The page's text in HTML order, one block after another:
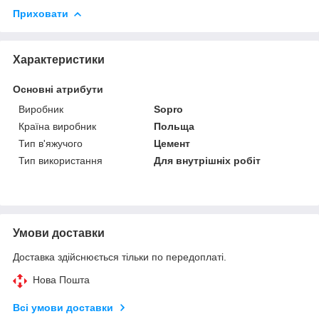
Приховати
Характеристики
Основні атрибути
Виробник
Sopro
Країна виробник
Польща
Тип в'яжучого
Цемент
Тип використання
Для внутрішніх робіт
Умови доставки
Доставка здійснюється тільки по передоплаті.
Нова Пошта
Всі умови доставки